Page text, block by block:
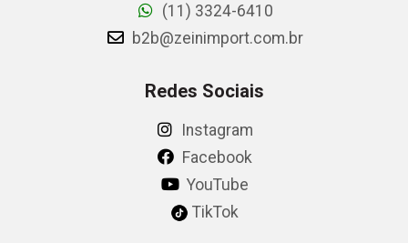
(11) 3324-6410
b2b@zeinimport.com.br
Redes Sociais
Instagram
Facebook
YouTube
TikTok